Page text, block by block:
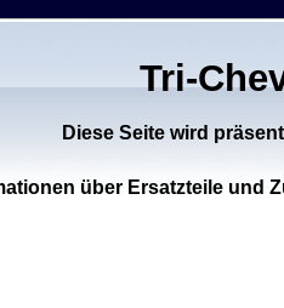
Tri-
Diese Seite wird
über Ersatzteile und